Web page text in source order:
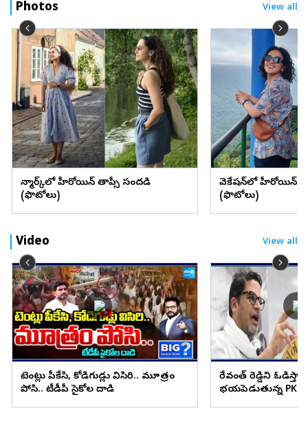
Photos View all
డెన్మార్క్‌లో హీరోయిన్ తాప్సీ సందడి
(ఫొటోలు)
వెకేషన్‌లో హీరోయిన్
(ఫొటోలు)
Video View all
టెంట్లు పీకేసి, కోడిగుడ్లు విసిరి.. మూత్రం
పోసి.. టీడీపీ సైకోల దాడి
రేవంత్ రెడ్డిని ఓడిస్తా..
భయపెడుతున్న PK